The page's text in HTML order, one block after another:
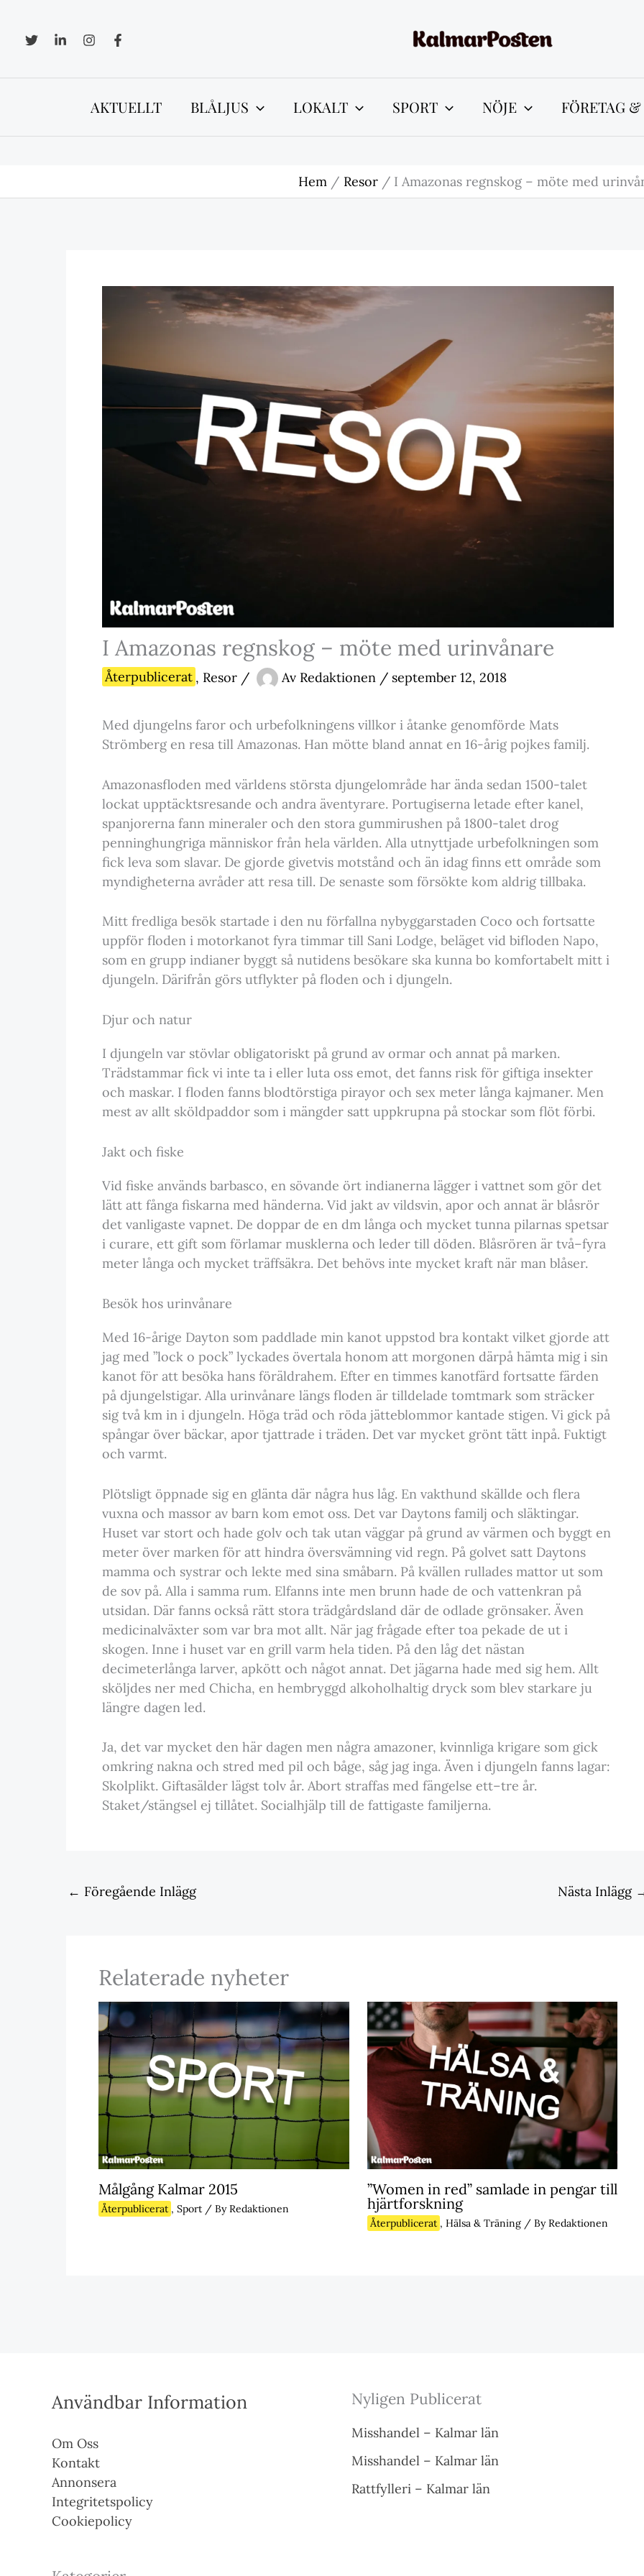
innehåll
AKTUELLT BLÅLJUS LOKALT SPORT NÖJE FÖRETAG
Hem Resor I Amazonas regnskog – möte med
I Amazonas regnskog – möte med urinvånare
Återpublicerat , Resor / Av Redaktionen / september 12, 2018
Med djungelns faror och urbefolkningens villkor i åtanke genomförde Mats
Strömberg en resa till Amazonas. Han mötte bland annat en 16-årig pojkes familj.
Amazonasfloden med världens största djungelområde har ända sedan 1500-talet
lockat upptäcktsresande och andra äventyrare. Portugiserna letade efter kanel,
spanjorerna fann mineraler och den stora gummirushen på 1800-talet drog
penninghungriga människor från hela världen. Alla utnyttjade urbefolkningen som
fick leva som slavar. De gjorde givetvis motstånd och än idag finns ett område som
myndigheterna avråder att resa till. De senaste som försökte kom aldrig tillbaka.
Mitt fredliga besök startade i den nu förfallna nybyggarstaden Coco och fortsatte
uppför floden i motorkanot fyra timmar till Sani Lodge, beläget vid bifloden Napo,
som en grupp indianer byggt så nutidens besökare ska kunna bo komfortabelt mitt i
djungeln. Därifrån görs utflykter på floden och i djungeln.
Djur och natur
I djungeln var stövlar obligatoriskt på grund av ormar och annat på marken.
Trädstammar fick vi inte ta i eller luta oss emot, det fanns risk för giftiga insekter
och maskar. I floden fanns blodtörstiga pirayor och sex meter långa kajmaner. Men
mest av allt sköldpaddor som i mängder satt uppkrupna på stockar som flöt förbi.
Jakt och fiske
Vid fiske används barbasco, en sövande ört indianerna lägger i vattnet som gör det
lätt att fånga fiskarna med händerna. Vid jakt av vildsvin, apor och annat är blåsrör
det vanligaste vapnet. De doppar de en dm långa och mycket tunna pilarnas spetsar
i curare, ett gift som förlamar musklerna och leder till döden. Blåsrören är två–fyra
meter långa och mycket träffsäkra. Det behövs inte mycket kraft när man blåser.
Besök hos urinvånare
Med 16-årige Dayton som paddlade min kanot uppstod bra kontakt vilket gjorde att
jag med ”lock o pock” lyckades övertala honom att morgonen därpå hämta mig i sin
kanot för att besöka hans föräldrahem. Efter en timmes kanotfärd fortsatte färden
på djungelstigar. Alla urinvånare längs floden är tilldelade tomtmark som sträcker
sig två km in i djungeln. Höga träd och röda jätteblommor kantade stigen. Vi gick på
spångar över bäckar, apor tjattrade i träden. Det var mycket grönt tätt inpå. Fuktigt
och varmt.
Plötsligt öppnade sig en glänta där några hus låg. En vakthund skällde och flera
vuxna och massor av barn kom emot oss. Det var Daytons familj och släktingar.
Huset var stort och hade golv och tak utan väggar på grund av värmen och byggt en
meter över marken för att hindra översvämning vid regn. På golvet satt Daytons
mamma och systrar och lekte med sina småbarn. På kvällen rullades mattor ut som
de sov på. Alla i samma rum. Elfanns inte men brunn hade de och vattenkran på
utsidan. Där fanns också rätt stora trädgårdsland där de odlade grönsaker. Även
medicinalväxter som var bra mot allt. När jag frågade efter toa pekade de ut i
skogen. Inne i huset var en grill varm hela tiden. På den låg det nästan
decimeterlånga larver, apkött och något annat. Det jägarna hade med sig hem. Allt
sköljdes ner med Chicha, en hembryggd alkoholhaltig dryck som blev starkare ju
längre dagen led.
Ja, det var mycket den här dagen men några amazoner, kvinnliga krigare som gick
omkring nakna och stred med pil och båge, såg jag inga. Även i djungeln fanns lagar:
Skolplikt. Giftasälder lägst tolv år. Abort straffas med fängelse ett–tre år.
Staket/stängsel ej tillåtet. Socialhjälp till de fattigaste familjerna.
← Föregående Inlägg Nästa Inlägg
Relaterade nyheter
Målgång Kalmar 2015
Återpublicerat , Sport / ByRedaktionen
”Women in red” samlade in pengar till
hjärtforskning
Återpublicerat , Hälsa & Träning/ ByRedaktionen
Användbar Information
Om Oss
Kontakt
Annonsera
Integritetspolicy
Cookiepolicy
Nyligen Publicerat
Misshandel – Kalmar län
Misshandel – Kalmar län
Rattfylleri – Kalmar län